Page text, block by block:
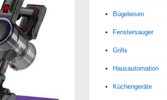
Bügeleisen
Fenstersauger
Grills
Hausautomation
Küchengeräte